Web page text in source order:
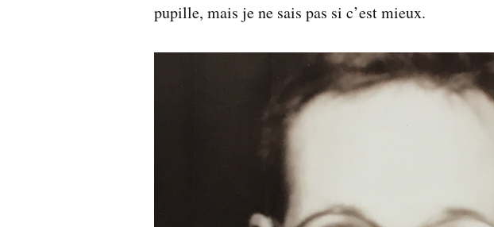
pupille, mais je ne sais pas si c’est mieux.